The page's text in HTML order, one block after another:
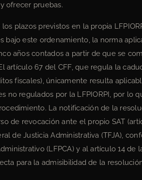
ofrecer pruebas.
plazos previstos en la propia
bajo este ordenamiento, la norma
años contados a partir de que se
67 del CFF, que regula la
fiscales), únicamente resulta
no regulados por la LFPIORPI, por lo
La notificación de la
de revocación ante el propio SAT
de Justicia Administrativa (TFJA),
(LFPCA) y al artículo 14 de
para la admisibilidad de la